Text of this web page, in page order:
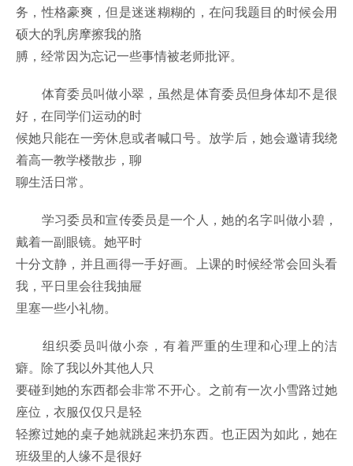
务，性格豪爽，但是迷迷糊糊的，在问我题目的时候会用
硕大的乳房摩擦我的胳
膊，经常因为忘记一些事情被老师批评。
体育委员叫做小翠，虽然是体育委员但身体却不是很
好，在同学们运动的时
候她只能在一旁休息或者喊口号。放学后，她会邀请我绕
着高一教学楼散步，聊
聊生活日常。
学习委员和宣传委员是一个人，她的名字叫做小碧，
戴着一副眼镜。她平时
十分文静，并且画得一手好画。上课的时候经常会回头看
我，平日里会往我抽屉
里塞一些小礼物。
组织委员叫做小奈，有着严重的生理和心理上的洁
癖。除了我以外其他人只
要碰到她的东西都会非常不开心。之前有一次小雪路过她
座位，衣服仅仅只是轻
轻擦过她的桌子她就跳起来扔东西。也正因为如此，她在
班级里的人缘不是很好